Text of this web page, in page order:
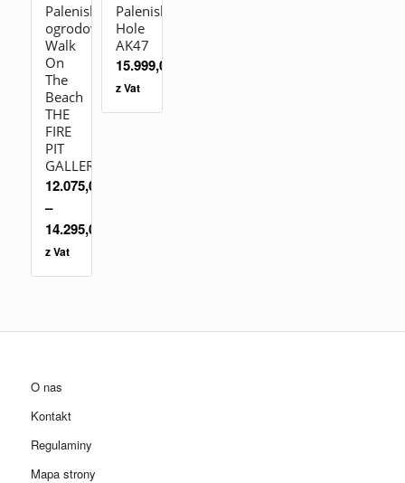
Palenisko
ogrodowe
Walk
On
The
Beach
THE
FIRE
PIT
GALLERY
12.075,00
–
14.295,00
z Vat
Palenisko
Hole
AK47
15.999,00
z Vat
O nas
Kontakt
Regulaminy
Mapa strony